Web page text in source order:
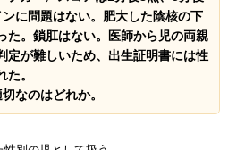
に問題はない。肥大した陰核の下
た。鎖肛はない。医師から児の両親
定が難しいため、出生証明書には性
。
なのはどれか。